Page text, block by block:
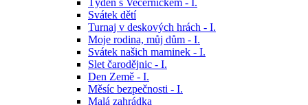
Týden s Večerníčkem - I.
Svátek dětí
Turnaj v deskových hrách - I.
Moje rodina, můj dům - I.
Svátek našich maminek - I.
Slet čarodějnic - I.
Den Země - I.
Měsíc bezpečnosti - I.
Malá zahrádka